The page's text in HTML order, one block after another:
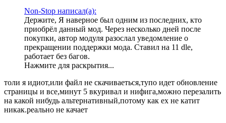
Non-Stop написал(а):
Держите, Я наверное был одним из последних, кто
приобрёл данный мод. Через несколько дней после
покупки, автор модуля разослал уведомление о
прекращении поддержки мода. Ставил на 11 dle,
работает без багов.
Нажмите для раскрытия...
толи я идиот,или файл не скачиваеться,тупо идет обновление
страницы и все,минут 5 вкуривал и нифига,можно перезалить
на какой нибудь альтернативный,потому как ех не катит
никак.реально не качает